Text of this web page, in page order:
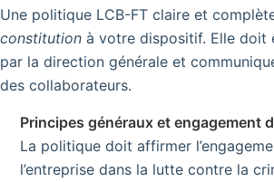
Une politique LCB-FT claire et
constitution à votre dispositif. Elle doit
par la direction générale et
des collaborateurs.
Principes généraux et engagement
La politique doit affirmer
l’entreprise dans la lutte contre la